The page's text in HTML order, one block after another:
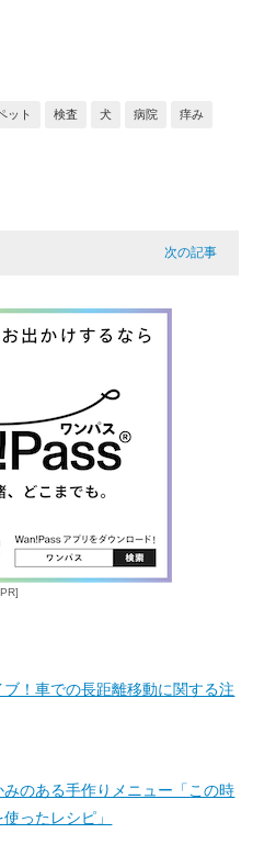
ット 検査 犬 病院 痒み
次の記事
！車での長距離移動に関する注
のある手作りメニュー「この時
ったレシピ」